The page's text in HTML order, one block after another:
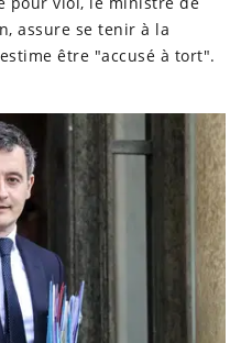
assure se tenir à la
être "accusé à tort".